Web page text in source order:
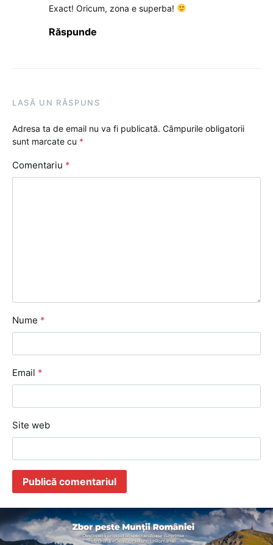
Exact! Oricum, zona e superba!
Răspunde
LASĂ UN RĂSPUNS
Adresa ta de email nu va fi publicată. Câmpurile obligatorii
sunt marcate cu *
Comentariu *
Nume *
Email *
Site web